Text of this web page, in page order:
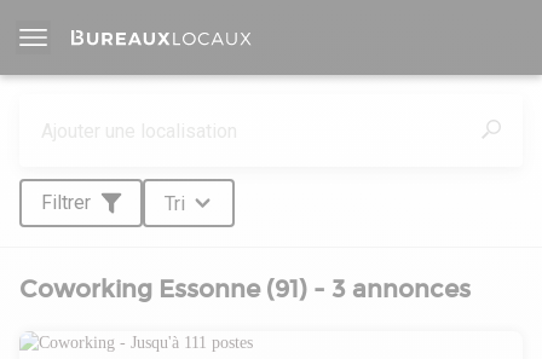
Filtrer Tri
Coworking Essonne (91) - 3 annonces